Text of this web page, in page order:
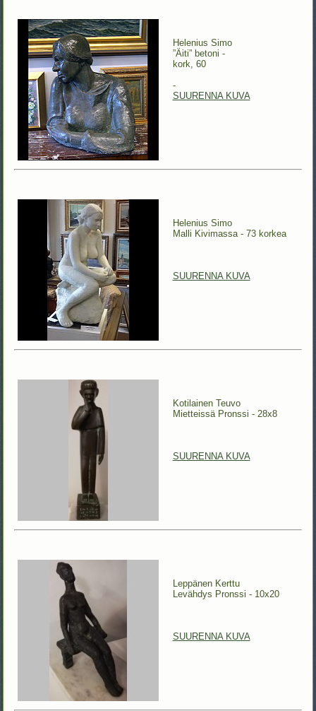
Helenius Simo
”Äiti” betoni -
kork, 60
-
SUURENNA KUVA
Helenius Simo
Malli Kivimassa - 73 korkea
SUURENNA KUVA
Kotilainen Teuvo
Mietteissä Pronssi - 28x8
SUURENNA KUVA
Leppänen Kerttu
Levähdys Pronssi - 10x20
SUURENNA KUVA